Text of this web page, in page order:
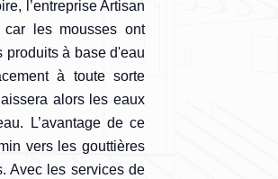
l’entreprise Artisan
les mousses ont
produits à base d'eau
à toute sorte
alors les eaux
L’avantage de ce
vers les gouttières
Avec les services de